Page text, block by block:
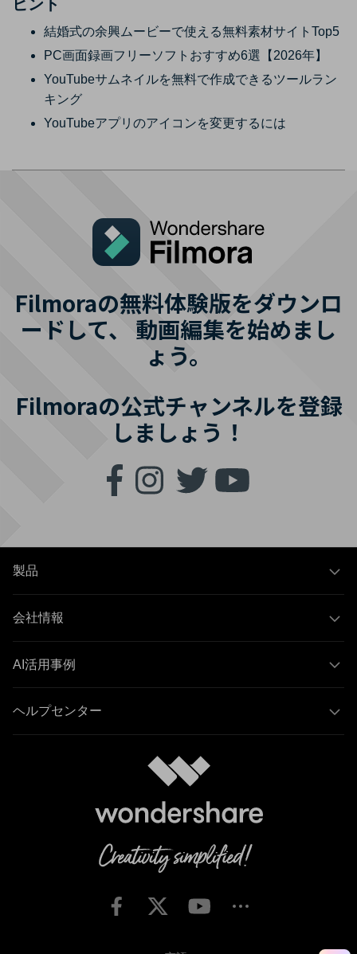
ヒント
結婚式の余興ムービーで使える無料素材サイトTop5
PC画面録画フリーソフトおすすめ6選【2026年】
YouTubeサムネイルを無料で作成できるツールラン
キング
YouTubeアプリのアイコンを変更するには
Filmoraの無料体験版をダウンロ
ードして、 動画編集を始めまし
ょう。
Filmoraの公式チャンネルを登録
しましょう！
製品
会社情報
AI活用事例
ヘルプセンター